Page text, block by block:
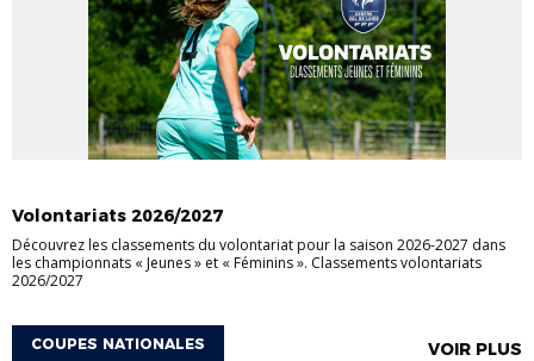
Volontariats 2026/2027
Découvrez les classements du volontariat pour la saison 2026-2027 dans
les championnats « Jeunes » et « Féminins ». Classements volontariats
2026/2027
COUPES NATIONALES VOIR PLUS